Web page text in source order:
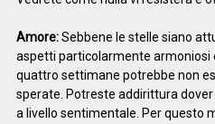
Amore:Sebbene le stelle siano
aspetti particolarmente armoniosi
quattro settimane potrebbe non
sperate. Potreste addirittura
a livello sentimentale. Per questo